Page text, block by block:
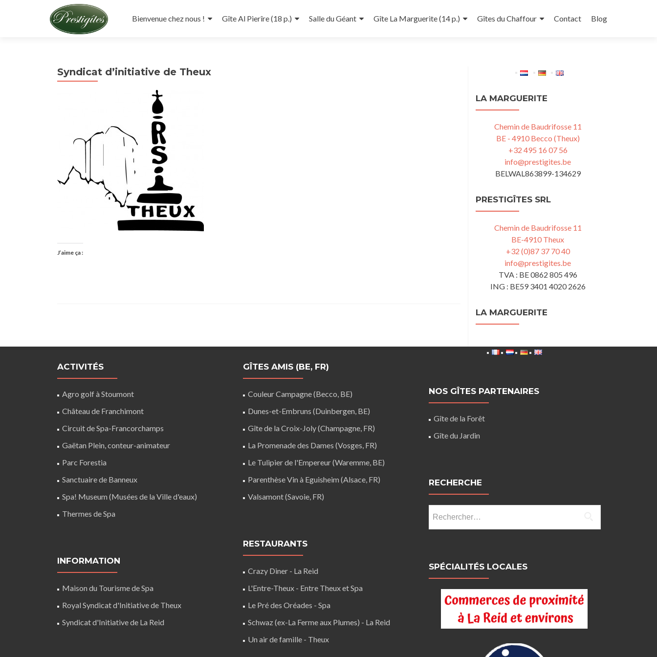
au
Bienvenue chez nous ! Gîte Al Pierîre (18 p.) Salle du Géant Gîte La Marguerite (14 p.) Gîtes du Chaffour Contact Blog
Syndicat d’initiative de Theux
J’aime ça :
LA MARGUERITE
Chemin de Baudrifosse 11
BE - 4910 Becco (Theux)
+32 495 16 07 56
info@prestigites.be
BELWAL863899-134629
PRESTIGÎTES SRL
Chemin de Baudrifosse 11
BE-4910 Theux
+32 (0)87 37 70 40
info@prestigites.be
TVA : BE 0862 805 496
ING : BE59 3401 4020 2626
LA MARGUERITE
ACTIVITÉS
Agro golf à Stoumont
Château de Franchimont
Circuit de Spa-Francorchamps
Gaëtan Plein, conteur-animateur
Parc Forestia
Sanctuaire de Banneux
Spa! Museum (Musées de la Ville d'eaux)
Thermes de Spa
INFORMATION
Maison du Tourisme de Spa
Royal Syndicat d'Initiative de Theux
Syndicat d'Initiative de La Reid
GÎTES AMIS (BE, FR)
Couleur Campagne (Becco, BE)
Dunes-et-Embruns (Duinbergen, BE)
Gîte de la Croix-Joly (Champagne, FR)
La Promenade des Dames (Vosges, FR)
Le Tulipier de l'Empereur (Waremme, BE)
Parenthèse Vin à Eguisheim (Alsace, FR)
Valsamont (Savoie, FR)
RESTAURANTS
Crazy Diner - La Reid
L'Entre-Theux - Entre Theux et Spa
Le Pré des Oréades - Spa
Schwaz (ex-La Ferme aux Plumes) - La Reid
Un air de famille - Theux
NOS GÎTES PARTENAIRES
Gîte de la Forêt
Gîte du Jardin
RECHERCHE
SPÉCIALITÉS LOCALES